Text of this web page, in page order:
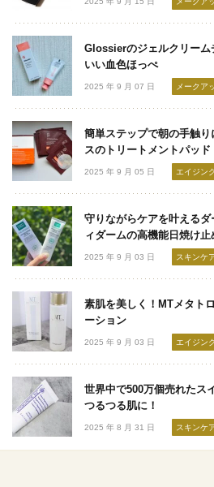
Glossierのジェルクリーム
いい血色ほっぺ
2025 年 9 月 07 日 メークア
簡単ステップで朝の手触
スのトリートメントパッド
2025 年 9 月 05 日 エイジン
守りながらケアを叶える
ィダームの高機能日焼け止
2025 年 9 月 03 日 スキンケ
素肌を美しく！MTメタト
ーション
2025 年 9 月 03 日 エイジン
世界中で500万個売れたス
つるつる肌に！
2025 年 8 月 31 日 スキンケ